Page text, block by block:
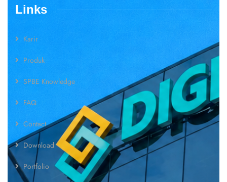
Links
Karir
Produk
SPBE Knowledge
FAQ
Contact
Download
Portfolio